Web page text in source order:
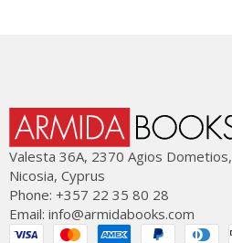
Valesta 36Α, 2370 Agios Dometios,
Nicosia, Cyprus
Phone: +357 22 35 80 28
Email: info@armidabooks.com